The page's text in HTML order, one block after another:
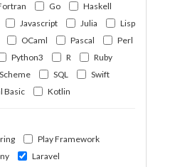
Go
Haskell
Javascript Julia
Lisp
OCaml Pascal
Perl
Python3 R
Ruby
Scheme SQL
Swift
Basic Kotlin
Play Framework
Laravel